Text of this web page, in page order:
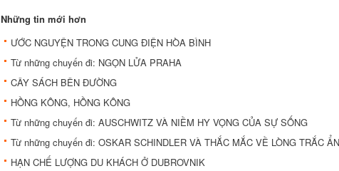
Những tin mới hơn
ƯỚC NGUYỆN TRONG CUNG ĐIỆN HÒA BÌNH
Từ những chuyến đi: NGỌN LỬA PRAHA
CÂY SÁCH BÊN ĐƯỜNG
HỒNG KÔNG, HỒNG KÔNG
Từ những chuyến đi: AUSCHWITZ VÀ NIỀM HY VỌNG CỦA SỰ SỐNG
Từ những chuyến đi: OSKAR SCHINDLER VÀ THẮC MẮC VỀ LÒNG TRẮC ẨN
HẠN CHẾ LƯỢNG DU KHÁCH Ở DUBROVNIK